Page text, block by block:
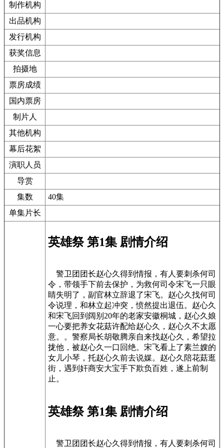
制作机构
出品机构
发行机构
获奖信息
拍摄地
票房成绩
国内票房
制片人
其他机构
幕后花絮
演职人员
导赏
集数
40集
单集片长
英雄祭 第1集 剧情介绍
警卫团团长赵心久得到情报，有人要刺杀何司
令，带领手下前去保护，为救何司令宋飞一只眼
睛失明了，副官林立辞退了宋飞。赵心久找何司
令说理，和林立起冲突，愤然提出退伍。赵心久
和宋飞回到阔别20年的老家安徽桐城，赵心久娘
一心要把养女花菇许配给赵心久，赵心久不太愿
意。。警察局长胡敬腾亲自来找赵心久，希望拉
拢他，被赵心久一口回绝。宋飞看上了素兰嫂的
女儿小琴，托赵心久前去说媒。赵心久陪花菇逛
街，遇到奸商安大宝手下欺负百姓，遂上前制
止。
英雄祭 第1集 剧情介绍
警卫团团长赵心久得到情报，有人要刺杀何司